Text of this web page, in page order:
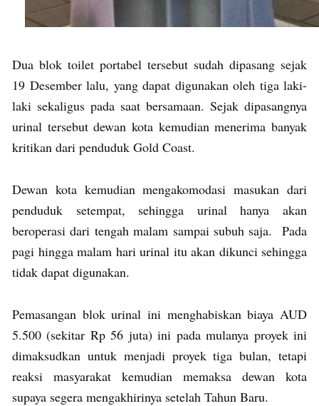
Dua blok toilet portabel tersebut sudah dipasang sejak
19 Desember lalu, yang dapat digunakan oleh tiga laki-
laki sekaligus pada saat bersamaan. Sejak dipasangnya
urinal tersebut dewan kota kemudian menerima banyak
kritikan dari penduduk Gold Coast.
Dewan kota kemudian mengakomodasi masukan dari
penduduk setempat, sehingga urinal hanya akan
beroperasi dari tengah malam sampai subuh saja. Pada
pagi hingga malam hari urinal itu akan dikunci sehingga
tidak dapat digunakan.
Pemasangan blok urinal ini menghabiskan biaya AUD
5.500 (sekitar Rp 56 juta) ini pada mulanya proyek ini
dimaksudkan untuk menjadi proyek tiga bulan, tetapi
reaksi masyarakat kemudian memaksa dewan kota
supaya segera mengakhirinya setelah Tahun Baru.